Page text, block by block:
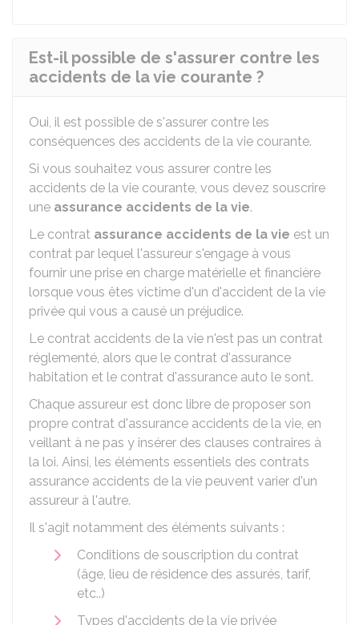
Est-il possible de s'assurer contre les
accidents de la vie courante ?
Oui, il est possible de s'assurer contre les
conséquences des accidents de la vie courante.
Si vous souhaitez vous assurer contre les
accidents de la vie courante, vous devez souscrire
une assurance accidents de la vie.
Le contrat assurance accidents de la vie est un
contrat par lequel l'assureur s'engage à vous
fournir une prise en charge matérielle et financière
lorsque vous êtes victime d'un d'accident de la vie
privée qui vous a causé un préjudice.
Le contrat accidents de la vie n'est pas un contrat
réglementé, alors que le contrat d'assurance
habitation et le contrat d'assurance auto le sont.
Chaque assureur est donc libre de proposer son
propre contrat d'assurance accidents de la vie, en
veillant à ne pas y insérer des clauses contraires à
la loi. Ainsi, les éléments essentiels des contrats
assurance accidents de la vie peuvent varier d'un
assureur à l'autre.
Il s'agit notamment des éléments suivants :
Conditions de souscription du contrat
(âge, lieu de résidence des assurés, tarif,
etc..)
Types d'accidents de la vie privée